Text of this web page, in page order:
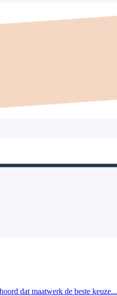
dat maatwerk de beste keuze...